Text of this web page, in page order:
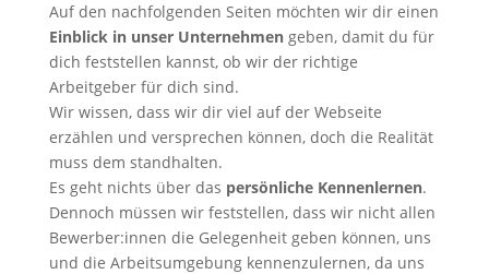
Auf den nachfolgenden Seiten möchten wir dir einen
Einblick in unser Unternehmengeben, damit du für
dich feststellen kannst, ob wir der richtige
Arbeitgeber für dich sind.
Wir wissen, dass wir dir viel auf der Webseite
erzählen und versprechen können, doch die Realität
muss dem standhalten.
Es geht nichts über das persönliche Kennenlernen.
Dennoch müssen wir feststellen, dass wir nicht allen
Bewerber:innen die Gelegenheit geben können, uns
und die Arbeitsumgebung kennenzulernen, da uns